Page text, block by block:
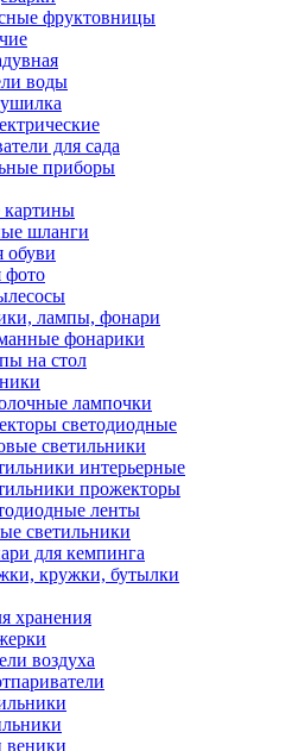
фруктовницы
воды
для сада
приборы
шланги
обуви
фото
лампы, фонари
фонарики
на стол
лампочки
светодиодные
светильники
интерьерные
прожекторы
ленты
светильники
для кемпинга
кружки, бутылки
хранения
воздуха